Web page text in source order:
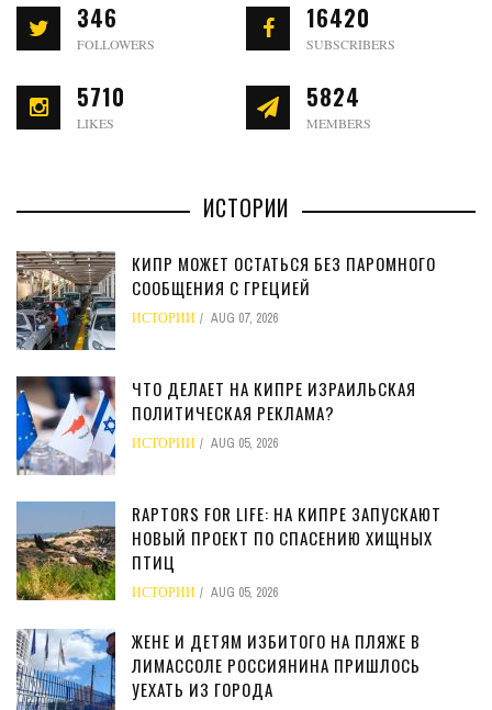
346
FOLLOWERS
16420
SUBSCRIBERS
5710
LIKES
5824
MEMBERS
ИСТОРИИ
КИПР МОЖЕТ ОСТАТЬСЯ БЕЗ ПАРОМНОГО
СООБЩЕНИЯ С ГРЕЦИЕЙ
ИСТОРИИ AUG 07, 2026
ЧТО ДЕЛАЕТ НА КИПРЕ ИЗРАИЛЬСКАЯ
ПОЛИТИЧЕСКАЯ РЕКЛАМА?
ИСТОРИИ AUG 05, 2026
RAPTORS FOR LIFE: НА КИПРЕ ЗАПУСКАЮТ
НОВЫЙ ПРОЕКТ ПО СПАСЕНИЮ ХИЩНЫХ
ПТИЦ
ИСТОРИИ AUG 05, 2026
ЖЕНЕ И ДЕТЯМ ИЗБИТОГО НА ПЛЯЖЕ В
ЛИМАССОЛЕ РОССИЯНИНА ПРИШЛОСЬ
УЕХАТЬ ИЗ ГОРОДА